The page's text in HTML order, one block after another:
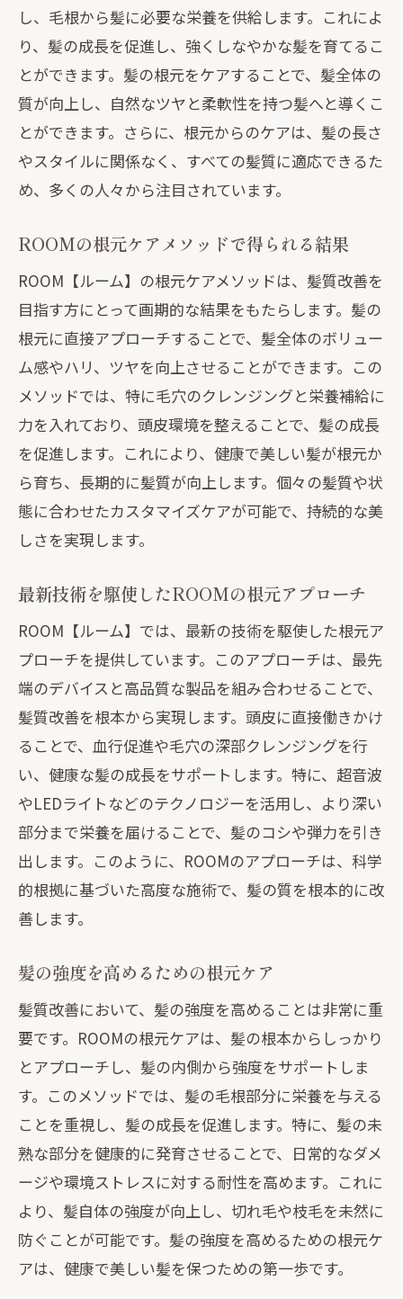
し、毛根から髪に必要な栄養を供給します。これによ
り、髪の成長を促進し、強くしなやかな髪を育てるこ
とができます。髪の根元をケアすることで、髪全体の
質が向上し、自然なツヤと柔軟性を持つ髪へと導くこ
とができます。さらに、根元からのケアは、髪の長さ
やスタイルに関係なく、すべての髪質に適応できるた
め、多くの人々から注目されています。
ROOMの根元ケアメソッドで得られる結果
ROOM【ルーム】の根元ケアメソッドは、髪質改善を
目指す方にとって画期的な結果をもたらします。髪の
根元に直接アプローチすることで、髪全体のボリュー
ム感やハリ、ツヤを向上させることができます。この
メソッドでは、特に毛穴のクレンジングと栄養補給に
力を入れており、頭皮環境を整えることで、髪の成長
を促進します。これにより、健康で美しい髪が根元か
ら育ち、長期的に髪質が向上します。個々の髪質や状
態に合わせたカスタマイズケアが可能で、持続的な美
しさを実現します。
最新技術を駆使したROOMの根元アプローチ
ROOM【ルーム】では、最新の技術を駆使した根元ア
プローチを提供しています。このアプローチは、最先
端のデバイスと高品質な製品を組み合わせることで、
髪質改善を根本から実現します。頭皮に直接働きかけ
ることで、血行促進や毛穴の深部クレンジングを行
い、健康な髪の成長をサポートします。特に、超音波
やLEDライトなどのテクノロジーを活用し、より深い
部分まで栄養を届けることで、髪のコシや弾力を引き
出します。このように、ROOMのアプローチは、科学
的根拠に基づいた高度な施術で、髪の質を根本的に改
善します。
髪の強度を高めるための根元ケア
髪質改善において、髪の強度を高めることは非常に重
要です。ROOMの根元ケアは、髪の根本からしっかり
とアプローチし、髪の内側から強度をサポートしま
す。このメソッドでは、髪の毛根部分に栄養を与える
ことを重視し、髪の成長を促進します。特に、髪の未
熟な部分を健康的に発育させることで、日常的なダメ
ージや環境ストレスに対する耐性を高めます。これに
より、髪自体の強度が向上し、切れ毛や枝毛を未然に
防ぐことが可能です。髪の強度を高めるための根元ケ
アは、健康で美しい髪を保つための第一歩です。